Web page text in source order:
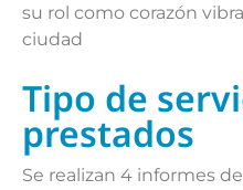
su rol como corazón
ciudad
Tipo de
prestados
Se realizan 4 informes